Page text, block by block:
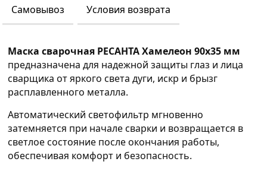
Самовывоз Условия возврата
Маска сварочная РЕСАНТА Хамелеон 90х35 мм
предназначена для надежной защиты глаз и лица
сварщика от яркого света дуги, искр и брызг
расплавленного металла.
Автоматический светофильтр мгновенно
затемняется при начале сварки и возвращается в
светлое состояние после окончания работы,
обеспечивая комфорт и безопасность.